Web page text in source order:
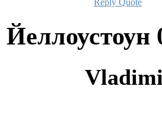
Йеллоустоун